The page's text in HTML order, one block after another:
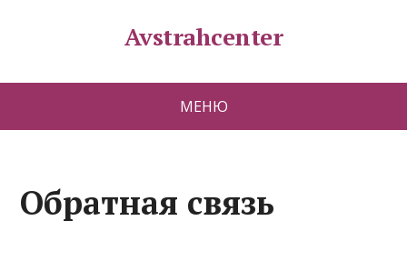
Avstrahcenter
МЕНЮ
Обратная связь